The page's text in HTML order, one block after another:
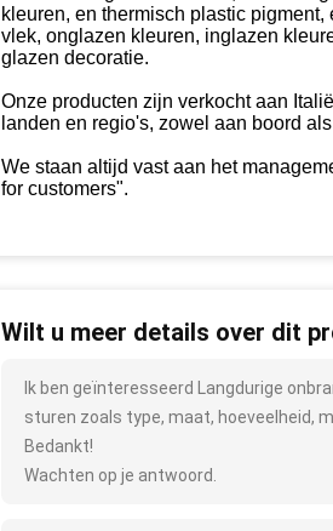
kleuren, en thermisch plastic
vlek, onglazen kleuren, inglazen
glazen decoratie.
Onze producten zijn verkocht aan
landen en regio's, zowel aan boord
We staan altijd vast aan het
for customers".
Wilt u meer details over dit
Ik ben geïnteresseerd Langdurige
sturen zoals type, maat, hoeveelheid,
Bedankt!
Wachten op je antwoord.